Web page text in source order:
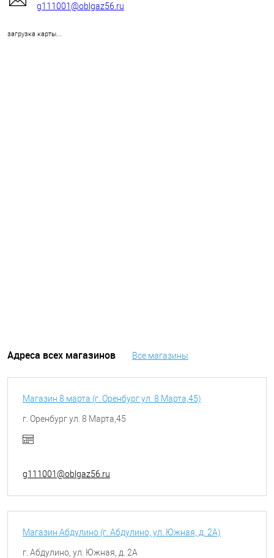
g111001@oblgaz56.ru
загрузка карты...
Адреса всех магазинов Все магазины
Магазин 8 марта (г. Оренбург ул. 8 Марта,45)
г. Оренбург ул. 8 Марта,45
g111001@oblgaz56.ru
Магазин Абдулино (г. Абдулино, ул. Южная, д. 2А)
г. Абдулино, ул. Южная, д. 2А